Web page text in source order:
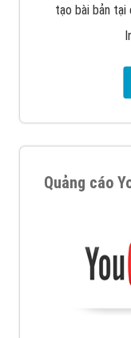
tạo bài bản tại
Quảng cáo